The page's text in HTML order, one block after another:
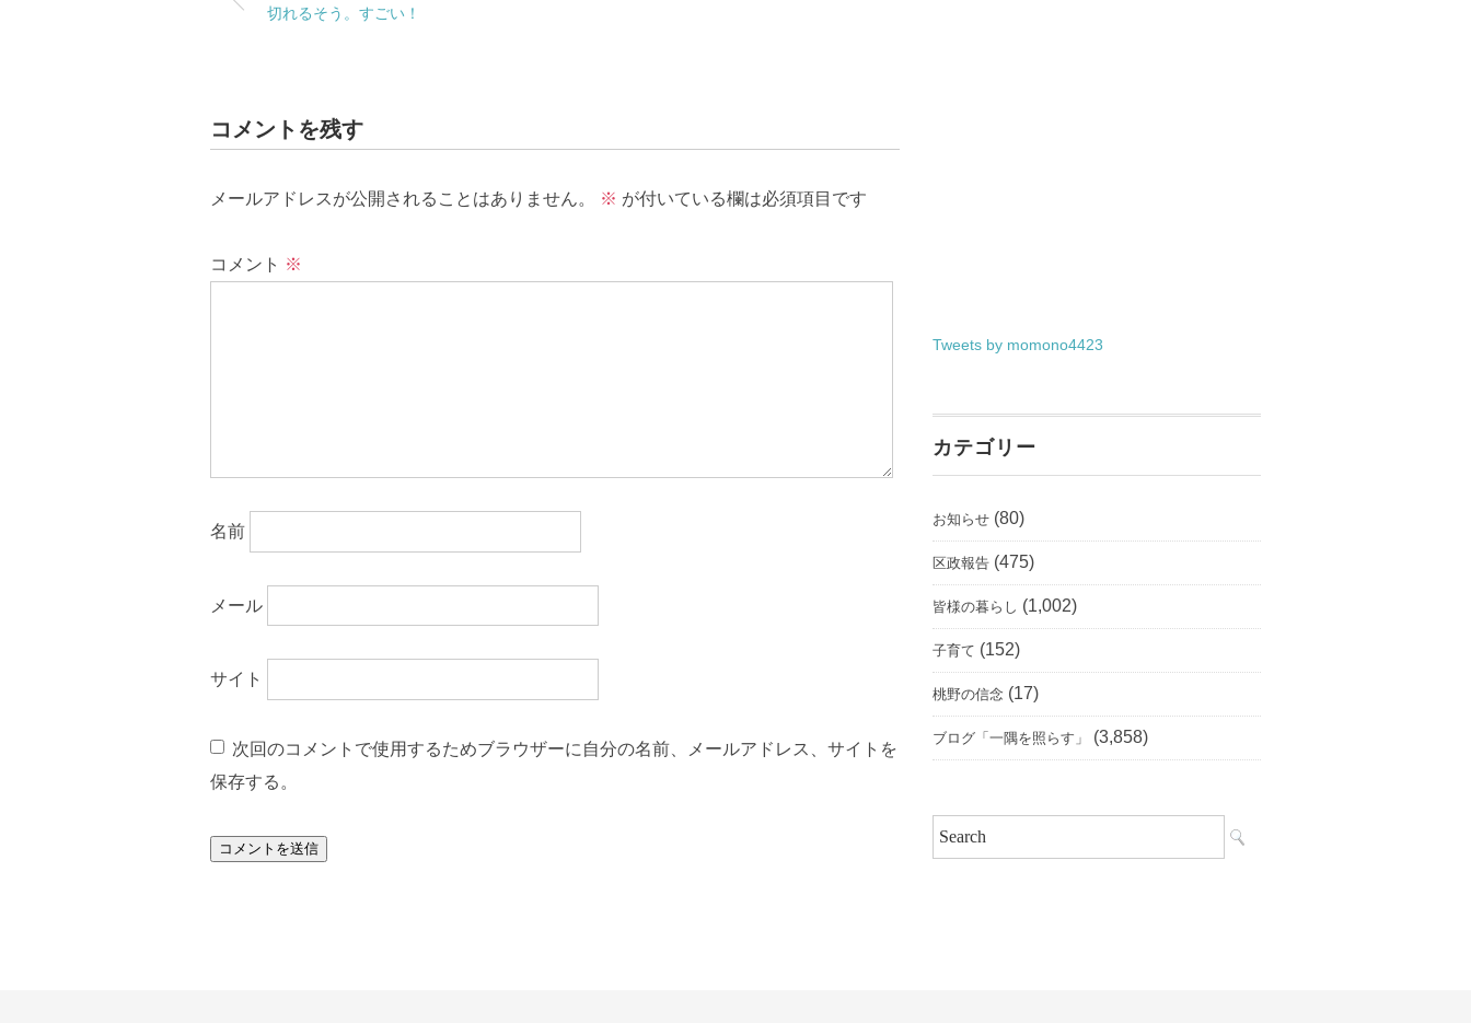
切れるそう。すごい！
コメントを残す
メールアドレスが公開されることはありません。 ※ が付いている欄は必須項目です
コメント ※
名前
メール
サイト
次回のコメントで使用するためブラウザーに自分の名前、メールアドレス、サイトを
保存する。
Tweets by momono4423
カテゴリー
お知らせ (80)
区政報告 (475)
皆様の暮らし (1,002)
子育て (152)
桃野の信念 (17)
ブログ「一隅を照らす」 (3,858)